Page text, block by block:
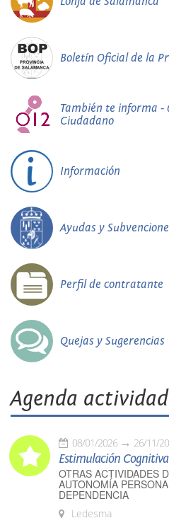
Boletín Oficial de la
También te informa -
Ciudadano
Información
Ayudas y
Perfil de contratante
Quejas y Sugerencias
Agenda
08/01/2026 26/11/
Estimulación Cognitiva
OTRAS ACTIVIDADES
AUTONOMÍA
DEPENDENCIA
Ledesma